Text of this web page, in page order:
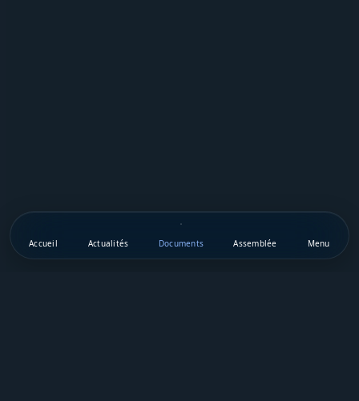
Accueil Actualités Documents Assemblée Menu